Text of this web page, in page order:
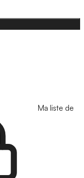
Ma liste de